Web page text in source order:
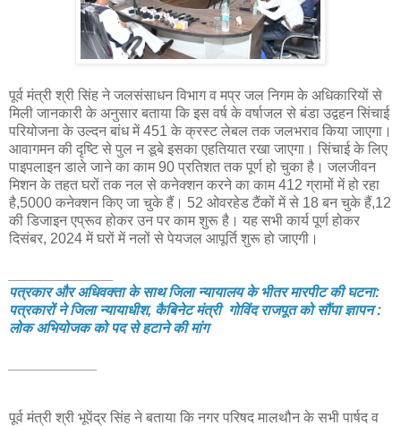
पूर्व मंत्री श्री सिंह ने जलसंसाधन विभाग व मप्र जल निगम के अधिकारियों से
मिली जानकारी के अनुसार बताया कि इस वर्ष के वर्षाजल से बंडा उद्वहन सिंचाई
परियोजना के उल्दन बांध में 451 के क्रस्ट लेबल तक जलभराव किया जाएगा।
आवागमन की दृष्टि से पुल न डूबे इसका एहतियात रखा जाएगा। सिंचाई के लिए
पाइपलाइन डाले जाने का काम 90 प्रतिशत तक पूर्ण हो चुका है। जलजीवन
मिशन के तहत घरों तक नल से कनेक्शन करने का काम 412 ग्रामों में हो रहा
है,5000 कनेक्शन किए जा चुके हैं। 52 ओवरहेड टैंकों में से 18 बन चुके हैं,12
की डिजाइन एप्रूव होकर उन पर काम शुरू है। यह सभी कार्य पूर्ण होकर
दिसंबर, 2024 में घरों में नलों से पेयजल आपूर्ति शुरू हो जाएगी।
पत्रकार और अधिवक्ता के साथ जिला न्यायालय के भीतर मारपीट की घटना:
पत्रकारों ने जिला न्यायाधीश, कैबिनेट मंत्री गोविंद राजपूत को सौंपा ज्ञापन :
लोक अभियोजक को पद से हटाने की मांग
पूर्व मंत्री श्री भूपेंद्र सिंह ने बताया कि नगर परिषद मालथौन के सभी पार्षद व